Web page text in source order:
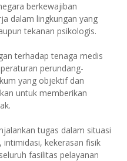
berkewajiban
dalam lingkungan yang
tekanan psikologis.
terhadap tenaga medis
perundang-
yang objektif dan
untuk memberikan
tugas dalam situasi
kekerasan fisik
fasilitas pelayanan